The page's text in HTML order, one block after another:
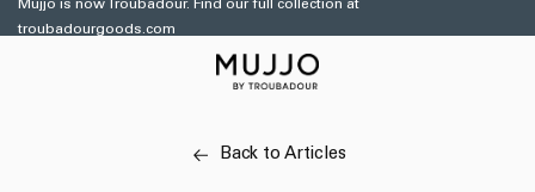
et
passer
Mujjo is now Troubadour. Find our full collection at
troubadourgoods.com
Back to Articles